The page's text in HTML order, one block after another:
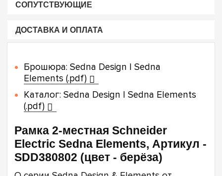
СОПУТСТВУЮЩИЕ
ДОСТАВКА И ОПЛАТА
Брошюра: Sedna Design | Sedna
Elements (.pdf)
Каталог: Sedna Design | Sedna Elements
(.pdf)
Рамка 2-местная Schneider
Electric Sedna Elements, Артикул -
SDD380802 (цвет - берёза)